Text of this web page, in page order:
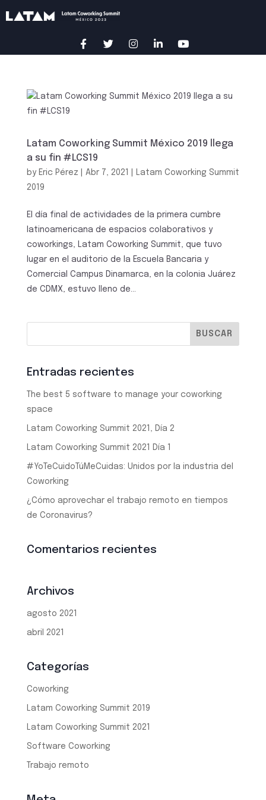
Latam Coworking Summit México 2019 llega
a su fin #LCS19
by Eric Pérez Abr 7, 2021
Latam Coworking Summit
2019
El día final de actividades de la primera cumbre
latinoamericana de espacios colaborativos y
coworkings, Latam Coworking Summit, que tuvo
lugar en el auditorio de la Escuela Bancaria y
Comercial Campus Dinamarca, en la colonia Juárez
de CDMX, estuvo lleno de...
Entradas recientes
The best 5 software to manage your coworking
space
Latam Coworking Summit 2021, Día 2
Latam Coworking Summit 2021 Día 1
#YoTeCuidoTúMeCuidas: Unidos por la industria del
Coworking
¿Cómo aprovechar el trabajo remoto en tiempos
de Coronavirus?
Comentarios recientes
Archivos
agosto 2021
abril 2021
Categorías
Coworking
Latam Coworking Summit 2019
Latam Coworking Summit 2021
Software Coworking
Trabajo remoto